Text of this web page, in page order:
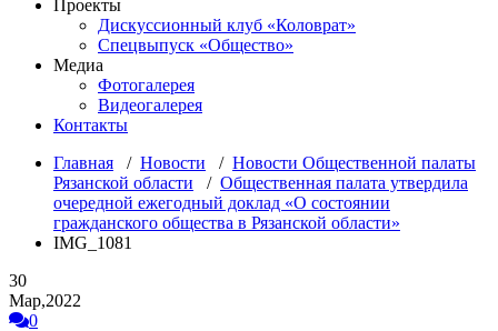
Проекты
Дискуссионный клуб «Коловрат»
Спецвыпуск «Общество»
Медиа
Фотогалерея
Видеогалерея
Контакты
Главная / Новости / Новости Общественной палаты
Рязанской области / Общественная палата утвердила
очередной ежегодный доклад «О состоянии
гражданского общества в Рязанской области»
IMG_1081
30
Мар,2022
0